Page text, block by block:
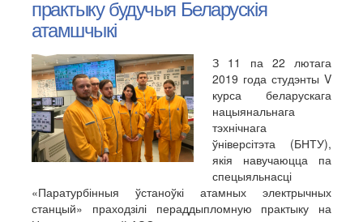
практыку будучыя Беларускія
атамшчыкі
З 11 па 22 лютага
2019 года студэнты V
курса беларускага
нацыянальнага
тэхнічнага
ўніверсітэта (БНТУ),
якія навучаюцца па
спецыяльнасці
«Паратурбінныя ўстаноўкі атамных электрычных
станцый» праходзілі пераддыпломную практыку на